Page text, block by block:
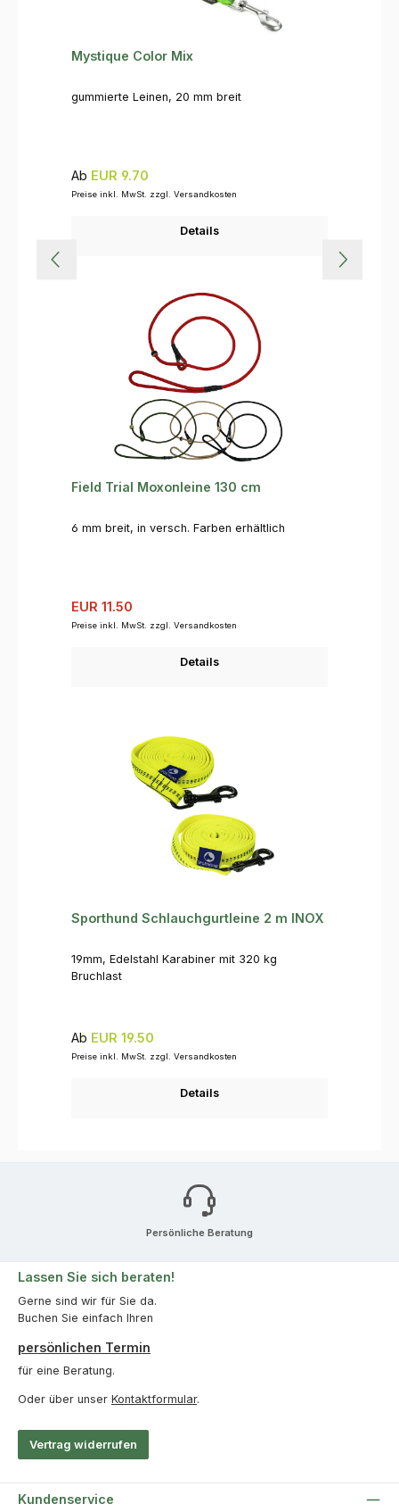
Mystique Color Mix
gummierte Leinen, 20 mm breit
Regulärer Preis:
Ab EUR 9.70
Preise inkl. MwSt. zzgl. Versandkosten
Details
Field Trial Moxonleine 130 cm
6 mm breit, in versch. Farben erhältlich
Verkaufspreis:
EUR 11.50
Preise inkl. MwSt. zzgl. Versandkosten
Details
Sporthund Schlauchgurtleine 2 m INOX
19mm, Edelstahl Karabiner mit 320 kg
Bruchlast
Regulärer Preis:
Ab EUR 19.50
Preise inkl. MwSt. zzgl. Versandkosten
Details
Persönliche Beratung
Lassen Sie sich beraten!
Gerne sind wir für Sie da.
Buchen Sie einfach Ihren
persönlichen Termin
für eine Beratung.
Oder über unser Kontaktformular.
Vertrag widerrufen
Kundenservice